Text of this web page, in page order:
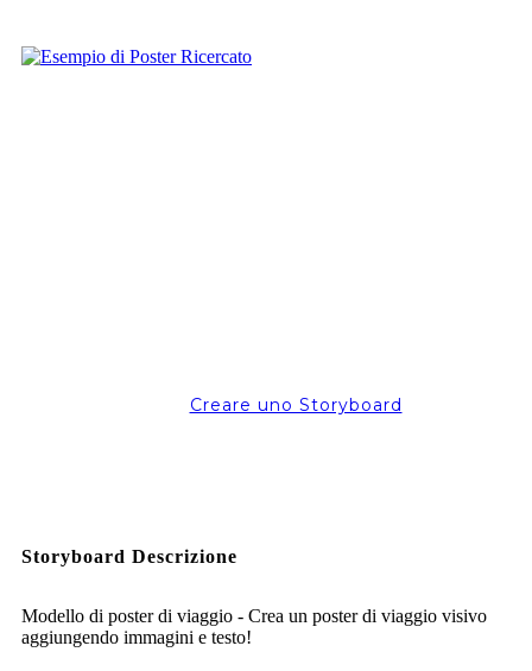
Creare uno Storyboard
Storyboard Descrizione
Modello di poster di viaggio - Crea un poster di viaggio visivo
aggiungendo immagini e testo!